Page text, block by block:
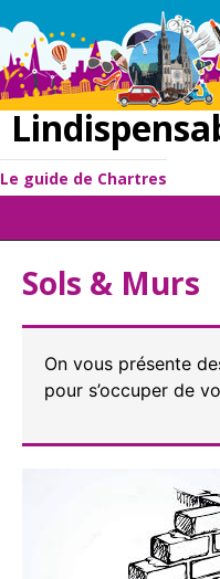
Le guide de Chartres
Sols & Murs
On vous présente
pour s’occuper de